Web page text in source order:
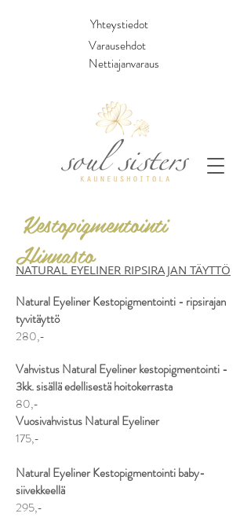
Nettiajanvaraus
Varausehdot
Yhteystiedot
Kestopigmentointi
Hinnasto
NATURAL EYELINER RIPSIRAJAN TÄYTTÖ
Natural Eyeliner Kestopigmentointi - ripsirajan
tyvitäyttö
280,-
Vahvistus Natural Eyeliner kestopigmentointi -
3kk. sisällä edellisestä hoitokerrasta
80,-
Vuosivahvistus Natural Eyeliner
175,-
Natural Eyeliner Kestopigmentointi baby-
siivekkeellä
295,-